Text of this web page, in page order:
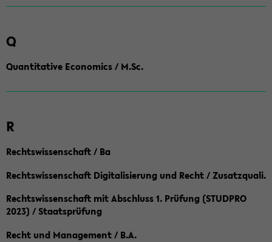
Q
Quantitative Economics / M.Sc.
R
Rechtswissenschaft / Ba
Rechtswissenschaft Digitalisierung und Recht / Zusatzquali.
Rechtswissenschaft mit Abschluss 1. Prüfung (STUDPRO
2023) / Staatsprüfung
Recht und Management / B.A.